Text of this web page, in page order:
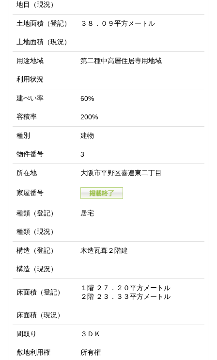
地目（現況）
土地面積（登記） ３８．０９平方メートル
土地面積（現況）
用途地域 第二種中高層住居専用地域
利用状況
建ぺい率 60%
容積率 200%
種別 建物
物件番号 3
所在地 大阪市平野区喜連東二丁目
家屋番号
種類（登記） 居宅
種類（現況）
構造（登記） 木造瓦葺２階建
構造（現況）
床面積（登記）
１階 ２７．２０平方メートル
２階 ２３．３３平方メートル
床面積（現況）
間取り ３ＤＫ
敷地利用権 所有権